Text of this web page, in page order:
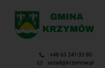
+48 63 241-32-80
urzad@krzymow.pl